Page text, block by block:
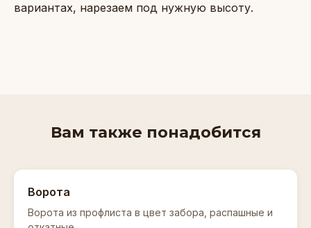
вариантах, нарезаем под нужную высоту.
Вам также понадобится
Ворота
Ворота из профлиста в цвет забора, распашные и